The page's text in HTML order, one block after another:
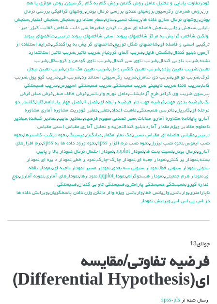
كودرتفاوت پايايي و تحليل عامل,روش گاتمن,روش گام به گام رگرسيون,روش موازي يا هم
ارز ,روش همزمان رگرسيون,روشهاي عددي بررسي نرمال بودن,روشهاي گرافيكي بررسي نرمال
بودن,روشهاي نرمال سازي داده ها,ريسك نسبي,سازه,سطح معناداري,سنجش,سنجش اعتبار ,سنجش
پايايي,سنجش روايي,سنجش فاصله اي,سورت كردن متغيرها,سي دانت,شاخص كفايت كيزر-مير-
اولكين,شاخص گرايش به مركز ,شاخصهاي پيوند اسمي,شاخصهاي پيوند ترتيبي,شاخصهاي پيوند
تركيبي اسمي و فاصله اي,شاخصهاي شكل توزيع,شاخصهاي گرايش به پراكندگي,شرايط استفاده از
آزمون دبليو كندال,شكستن فايل,ضريب آلفاي کرونباخ,ضريب تاثير ,ضريب تاثير استانتدارد
نشده,ضريب تاو بي كندال,ضريب تاوي سي كندال,ضريب تاوي گودمن و كروسكال,ضريب
تعيين,ضريب تعيين پژدو,ضريب تعيين كاكس و نل,ضريب تعيين مك نادن,ضريب تعيين نيجل
كرك,ضريب توافق,ضريب دي سامرز ,ضريب رگرسيوني استاندارد,ضريب في,ضريب كيو يول,ضريب
گاما,ضريب لاندا,ضريب نايقيني,ضريب همبستگي,ضريب همبستگي اسپيرمن,ضريب همبستگي
پيرسون,ضريب وي كرامر ,طرح آزمايشات,عامل تورم واريانس,فرض خالف صفر ,فرض صفر ,فرض
يك,فرضيه بدون جهت,فرضيه جهت دار ,فرضيه رابطه اي,فصل 4 ,فصل چهار پايانامه,كاپا,كلاستر دو
مرحله اي,گابريل,ماتريس همبستگي,ماهيت اعداد,متغير ,متغير كووريت,مشاوره آماري,مشاوره
آماري پايانامه,مشاوره آماري مقالات,مغير تصنعي,مفهوم فرضيه,مقادير غايب,مقادير گمشده,مقادير
نامعلوم,مقادير ويژه,مقدار آماره دبليو كندالتجزيه و تحليل آماري,مقياس اسمي,مقياس
ترتيبي,مقياس فاصله اي,مقياس نسبي,مك نمار ,مكمار ,ميانگين,ميسينگ,نحوه تركيب كلاسترها,نحوه
نصب ايموس,نحوه نصب ليزرل,نحوه نصب نرم افزار spss ,نحوه ورود داده ها به spss ,نرم افزارهاي
آماري,نرمال بودن,نسبت بخت ها,نمودار ppplot ,نمودار احتمال نرمال,نمودار بالا و پايين
بسته,نمودار پراكنش,نمودار جعبه اي,نمودار چارك-چارك,نمودار خطي,نمودار دايره اي,نمودار
ستوني,نمودار ستوني خطا,نمودار ستوني سه بعدي,نمودار مسير ,نمودار ناحيه اي,نمودار نقطه
اي,نمودار هرم جمعيتي,نمودار هيستوگرام,نمودارqqplot ,نمودارها,نمودارهاي آماري,نمونه آماري,نوع
اندازه گيري,همبستگي,همبستگي پارامتري,همبستگي تاو بي کندال,همبستگي
ناپارامتري,واريانس,واريانس خطا,واريانس ويژه,والر دانكن,وزن دادن پاسخگويان,ويرايش داده ها
در اس پي اس اس,ويرايش نمودار
جولای13
فرضیه
مقایسه
ای(Differential
فرضیه تفاوتی/مقایسه
ای(Differential Hypothesis)
ارسال شده از spss-pls